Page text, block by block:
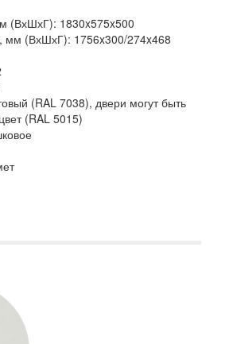
(ВхШхГ): 1830x575x500
мм (ВхШхГ): 1756x300/274x468
(RAL 7038), двери могут быть
(RAL 5015)